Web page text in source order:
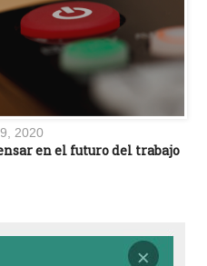
2020
en el futuro del trabajo